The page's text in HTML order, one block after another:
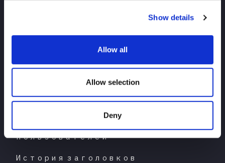
Show details
Allow all
Allow selection
Deny
пользователей
История заголовков